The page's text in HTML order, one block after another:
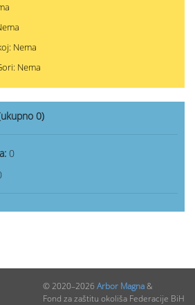
Nema
Nema
0)
0
© 2020–2026 Arbor Magna&
Fond za zaštitu okoliša Federacije BiH